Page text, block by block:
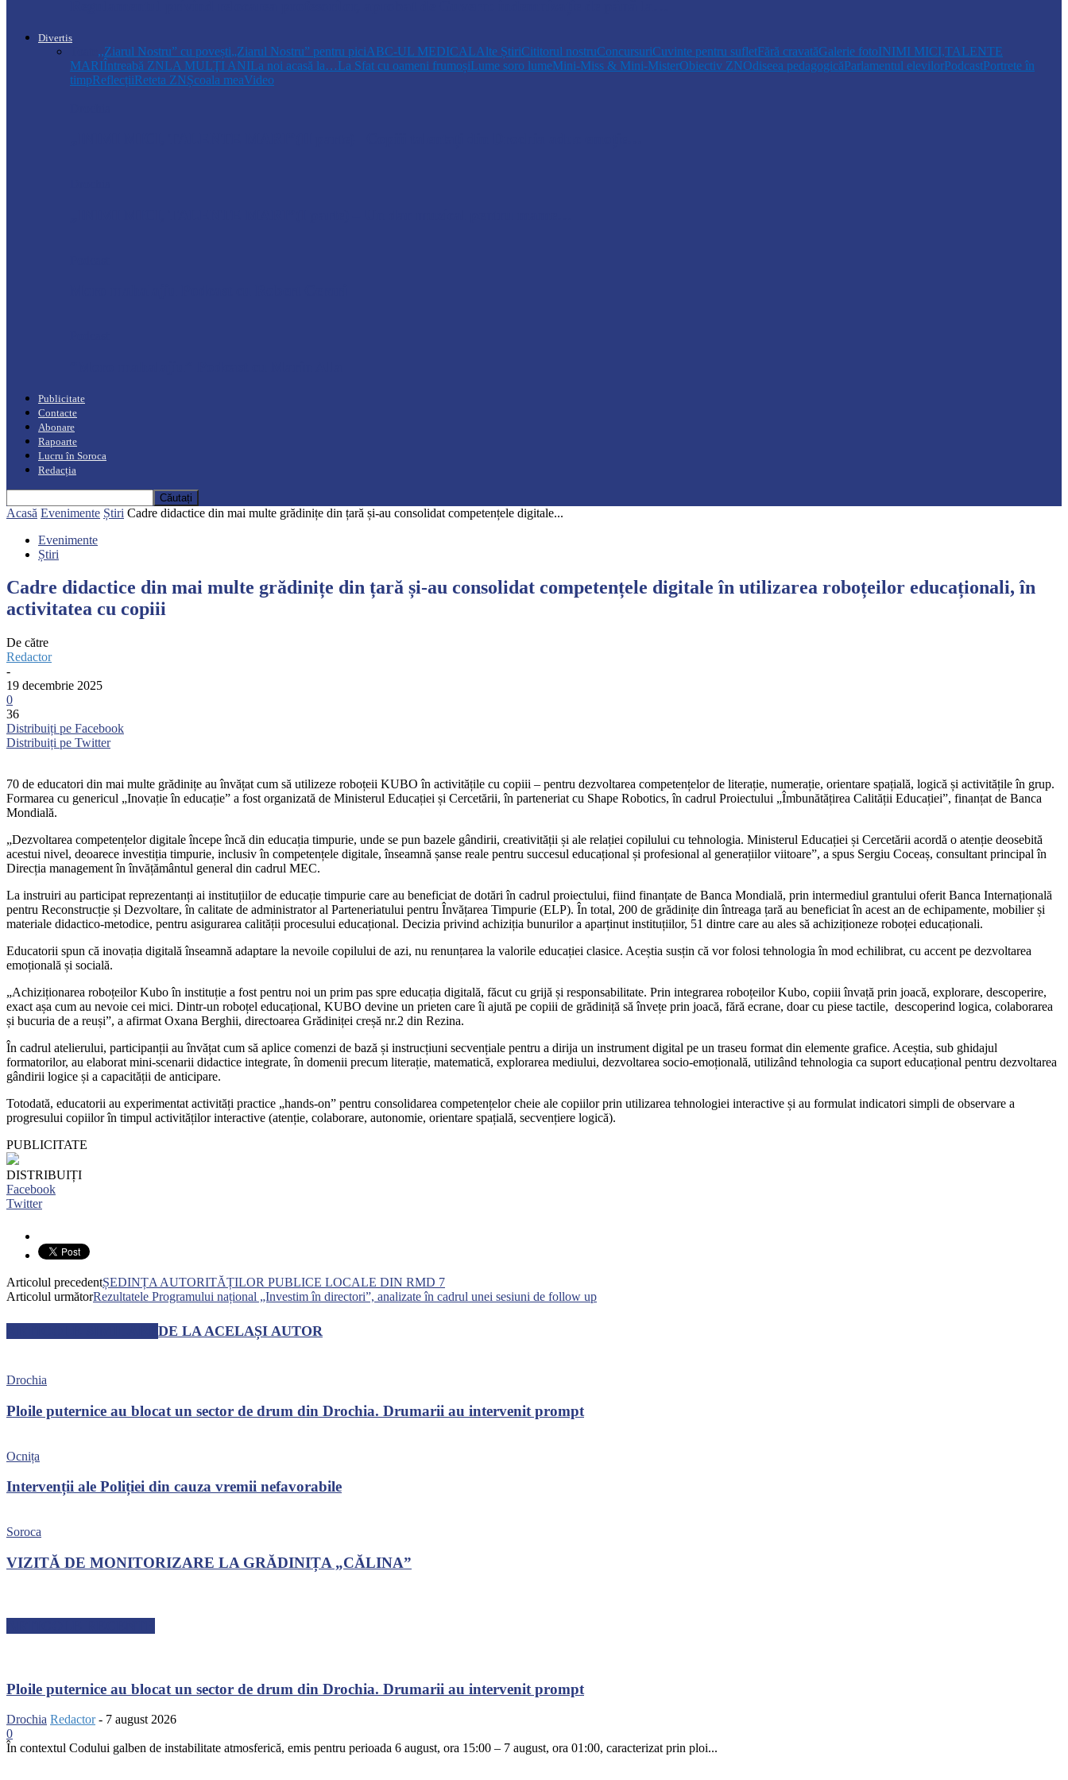
Divertis
,,Ziarul Nostru” cu povești„Ziarul Nostru” pentru piciABC-UL MEDICALAlte ȘtiriCititorul nostruConcursuriCuvinte pentru sufletFără cravatăGalerie fotoINIMI MICI,TALENTE
MARIÎntreabă ZNLA MULŢI ANILa noi acasă la…La Sfat cu oameni frumoșiLume soro lumeMini-Miss & Mini-MisterObiectiv ZNOdiseea pedagogicăParlamentul elevilorPodcastPortrete în
timpReflecțiiReteta ZNȘcoala meaVideo
Publicitate
Contacte
Abonare
Rapoarte
Lucru în Soroca
Redacția
Acasă Evenimente Știri Cadre didactice din mai multe grădinițe din țară și-au consolidat competențele digitale...
Evenimente
Știri
Cadre didactice din mai multe grădinițe din țară și-au consolidat competențele digitale în utilizarea roboțeilor educaționali, în
activitatea cu copiii
De către
Redactor
-
19 decembrie 2025
0
36
Distribuiți pe Facebook
Distribuiți pe Twitter
70 de educatori din mai multe grădinițe au învățat cum să utilizeze roboțeii KUBO în activitățile cu copiii – pentru dezvoltarea competențelor de literație, numerație, orientare spațială, logică și activitățile în grup.
Formarea cu genericul „Inovație în educație” a fost organizată de Ministerul Educației și Cercetării, în parteneriat cu Shape Robotics, în cadrul Proiectului „Îmbunătățirea Calității Educației”, finanțat de Banca
Mondială.
„Dezvoltarea competențelor digitale începe încă din educația timpurie, unde se pun bazele gândirii, creativității și ale relației copilului cu tehnologia. Ministerul Educației și Cercetării acordă o atenție deosebită
acestui nivel, deoarece investiția timpurie, inclusiv în competențele digitale, înseamnă șanse reale pentru succesul educațional și profesional al generațiilor viitoare”, a spus Sergiu Coceaș, consultant principal în
Direcția management în învățământul general din cadrul MEC.
La instruiri au participat reprezentanți ai instituțiilor de educație timpurie care au beneficiat de dotări în cadrul proiectului, fiind finanțate de Banca Mondială, prin intermediul grantului oferit Banca Internațională
pentru Reconstrucție și Dezvoltare, în calitate de administrator al Parteneriatului pentru Învățarea Timpurie (ELP). În total, 200 de grădinițe din întreaga țară au beneficiat în acest an de echipamente, mobilier și
materiale didactico-metodice, pentru asigurarea calității procesului educațional. Decizia privind achiziția bunurilor a aparținut instituțiilor, 51 dintre care au ales să achiziționeze roboței educaționali.
Educatorii spun că inovația digitală înseamnă adaptare la nevoile copilului de azi, nu renunțarea la valorile educației clasice. Aceștia susțin că vor folosi tehnologia în mod echilibrat, cu accent pe dezvoltarea
emoțională și socială.
„Achiziționarea roboțeilor Kubo în instituție a fost pentru noi un prim pas spre educația digitală, făcut cu grijă și responsabilitate. Prin integrarea roboțeilor Kubo, copiii învață prin joacă, explorare, descoperire,
exact așa cum au nevoie cei mici. Dintr-un roboțel educațional, KUBO devine un prieten care îi ajută pe copiii de grădiniță să învețe prin joacă, fără ecrane, doar cu piese tactile, descoperind logica, colaborarea
și bucuria de a reuși”, a afirmat Oxana Berghii, directoarea Grădiniței creșă nr.2 din Rezina.
În cadrul atelierului, participanții au învățat cum să aplice comenzi de bază și instrucțiuni secvențiale pentru a dirija un instrument digital pe un traseu format din elemente grafice. Aceștia, sub ghidajul
formatorilor, au elaborat mini-scenarii didactice integrate, în domenii precum literație, matematică, explorarea mediului, dezvoltarea socio-emoțională, utilizând tehnologia ca suport educațional pentru dezvoltarea
gândirii logice și a capacității de anticipare.
Totodată, educatorii au experimentat activități practice „hands-on” pentru consolidarea competențelor cheie ale copiilor prin utilizarea tehnologiei interactive și au formulat indicatori simpli de observare a
progresului copiilor în timpul activităților interactive (atenție, colaborare, autonomie, orientare spațială, secvențiere logică).
PUBLICITATE
DISTRIBUIȚI
Facebook
Twitter
Articolul precedentȘEDINȚA AUTORITĂȚILOR PUBLICE LOCALE DIN RMD 7
Articolul următorRezultatele Programului național „Investim în directori”, analizate în cadrul unei sesiuni de follow up
DE LA ACELAȘI AUTOR
Drochia
Ploile puternice au blocat un sector de drum din Drochia. Drumarii au intervenit prompt
Ocnița
Intervenții ale Poliției din cauza vremii nefavorabile
Soroca
VIZITĂ DE MONITORIZARE LA GRĂDINIȚA „CĂLINA”
Ploile puternice au blocat un sector de drum din Drochia. Drumarii au intervenit prompt
Drochia Redactor - 7 august 2026
0
În contextul Codului galben de instabilitate atmosferică, emis pentru perioada 6 august, ora 15:00 – 7 august, ora 01:00, caracterizat prin ploi...